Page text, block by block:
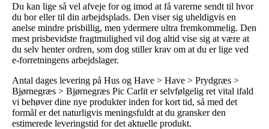
Du kan lige så vel afveje for og imod at få varerne sendt til hvor
du bor eller til din arbejdsplads. Den viser sig uheldigvis en
anelse mindre prisbillig, men ydermere ultra fremkommelig. Den
mest prisbevidste fragtmulighed vil dog altid vise sig at være at
du selv henter ordren, som dog stiller krav om at du er lige ved
e-forretningens arbejdslager.
Antal dages levering på Hus og Have > Have > Prydgræs >
Bjørnegræs > Bjørnegræs Pic Carlit er selvfølgelig ret vital ifald
vi behøver dine nye produkter inden for kort tid, så med det
formål er det naturligvis meningsfuldt at du gransker den
estimerede leveringstid for det aktuelle produkt.